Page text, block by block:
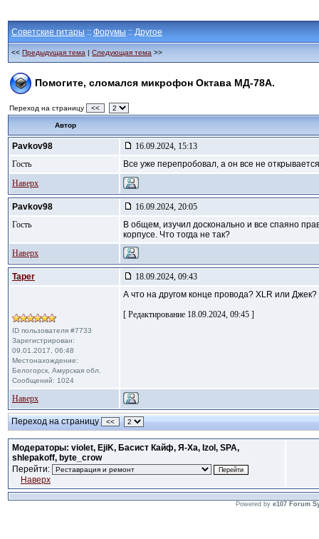
Советские гитары :: Форумы :: Другое
<< Предыдущая тема | Следующая тема >>
Помогите, сломался микрофон Октава МД-78А.
Переход на страницу <<
Автор
Pavkov98
16.09.2024, 15:13
Гость
Все уже перепробовал, а он все не
Наверх
Pavkov98
16.09.2024, 20:05
Гость
В общем, изучил досконально и все спаяно
корпусе. Что тогда не так?
Наверх
Taper 18.09.2024, 09:43
ID пользователя #7733
Зарегистрирован:
09.01.2017, 06:48
Местонахождение:
Белогорск, Амурская обл.
Сообщений: 1024
А что на другом конце провода? XLR или
[ Редактирование 18.09.2024, 09:45 ]
Наверх
Переход на страницу <<
Модераторы: violet, EjiK, Басист Кайф, Я-Ха, Izol, SPA,
shlepakoff, byte_crow
Перейти:
Наверх
Powered by e107 Forum